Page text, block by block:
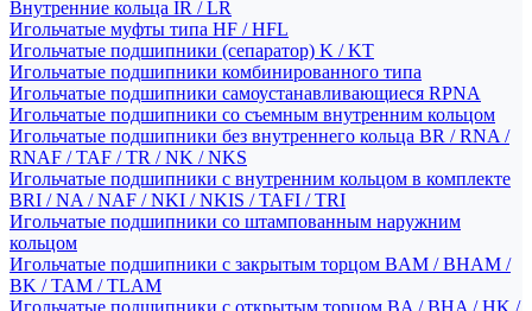
Внутренние кольца IR / LR
Игольчатые муфты типа HF / HFL
Игольчатые подшипники (сепаратор) K / KT
Игольчатые подшипники комбинированного типа
Игольчатые подшипники самоустанавливающиеся RPNA
Игольчатые подшипники со съемным внутренним кольцом
Игольчатые подшипники без внутреннего кольца BR / RNA /
RNAF / TAF / TR / NK / NKS
Игольчатые подшипники с внутренним кольцом в комплекте
BRI / NA / NAF / NKI / NKIS / TAFI / TRI
Игольчатые подшипники со штампованным наружним
кольцом
Игольчатые подшипники с закрытым торцом BAM / BHAM /
BK / TAM / TLAM
Игольчатые подшипники с открытым торцом BA / BHA / HK /